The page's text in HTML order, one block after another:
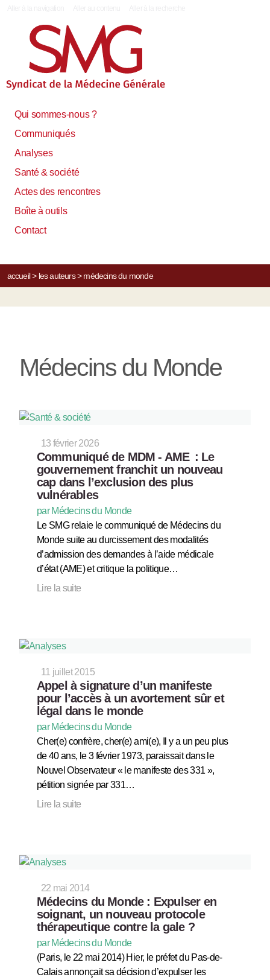
Qui sommes-nous ?
Communiqués
Analyses
Santé & société
Actes des rencontres
Boîte à outils
Contact
accueil> les auteurs> médecins du monde
Médecins du Monde
13 février 2026
Communiqué de MDM - AME : Le
gouvernement franchit un nouveau
cap dans l’exclusion des plus
vulnérables
par Médecins du Monde
Le SMG relaie le communiqué de Médecins du
Monde suite au durcissement des modalités
d’admission des demandes à l’aide médicale
d’état (AME) et critique la politique…
Lire la suite
11 juillet 2015
Appel à signature d’un manifeste
pour l’accès à un avortement sûr et
légal dans le monde
par Médecins du Monde
Cher(e) confrère, cher(e) ami(e), Il y a un peu plus
de 40 ans, le 3 février 1973, paraissait dans le
Nouvel Observateur « le manifeste des 331 »,
pétition signée par 331…
Lire la suite
22 mai 2014
Médecins du Monde : Expulser en
soignant, un nouveau protocole
thérapeutique contre la gale ?
par Médecins du Monde
(Paris, le 22 mai 2014) Hier, le préfet du Pas-de-
Calais annonçait sa décision d’expulser les